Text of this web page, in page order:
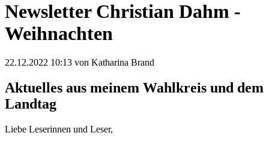
Newsletter Christian Dahm -
Weihnachten
22.12.2022 10:13 von Katharina Brand
Aktuelles aus meinem Wahlkreis und dem
Landtag
Liebe Leserinnen und Leser,